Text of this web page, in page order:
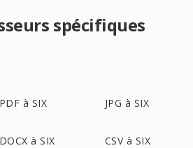
spécifiques
PDF à SIX JPG à SIX
DOCX à SIX CSV à SIX